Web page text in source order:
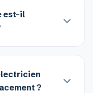
est-il
?